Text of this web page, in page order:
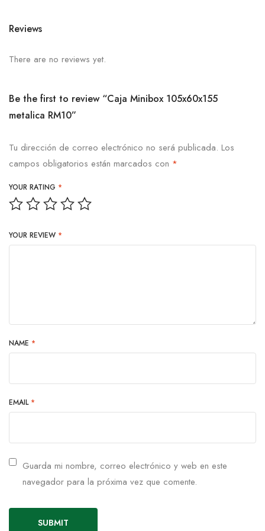
Reviews
There are no reviews yet.
Be the first to review “Caja Minibox 105x60x155
metalica RM10”
Tu dirección de correo electrónico no será publicada. Los
campos obligatorios están marcados con *
YOUR RATING *
YOUR REVIEW *
NAME *
EMAIL *
Guarda mi nombre, correo electrónico y web en este
navegador para la próxima vez que comente.